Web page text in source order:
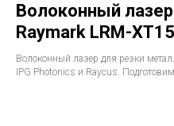
Волоконный
Raymark LRM-
Волоконный лазер для резки
IPG Photonics и Raycus.